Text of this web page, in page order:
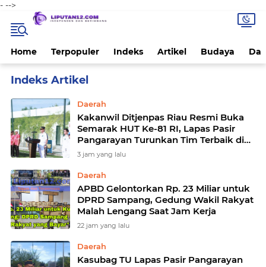
- -->
Home Terpopuler Indeks Artikel Budaya
Daerah
Kakanwil Ditjenpas Riau Resmi Buka
Semarak HUT Ke-81 RI, Lapas Pasir
Pangarayan Turunkan Tim Terbaik di
Kakanwil Cup Mini Soccer
3 jam yang lalu
Daerah
APBD Gelontorkan Rp. 23 Miliar untuk
DPRD Sampang, Gedung Wakil Rakyat
Malah Lengang Saat Jam Kerja
22 jam yang lalu
Daerah
Kasubag TU Lapas Pasir Pangarayan